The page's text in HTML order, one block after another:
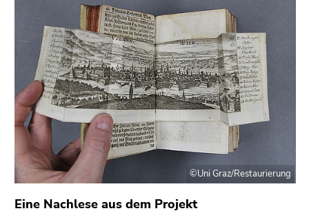
Go
contents
(Accesskey
1)
Go
to
position
marker
(Accesskey
2)
sections
©Uni Graz/Restaurierung
Eine Nachlese aus dem Projekt